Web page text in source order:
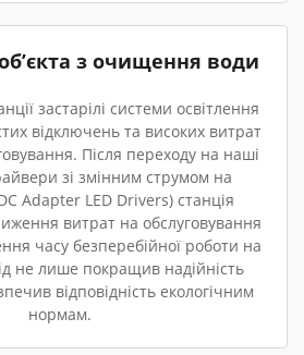
з очищення води
застарілі системи освітлення
відключень та високих витрат
Після переходу на наші
зі змінним струмом на
Adapter LED Drivers) станція
витрат на обслуговування
часу безперебійної роботи на
не лише покращив надійність
відповідність екологічним
нормам.